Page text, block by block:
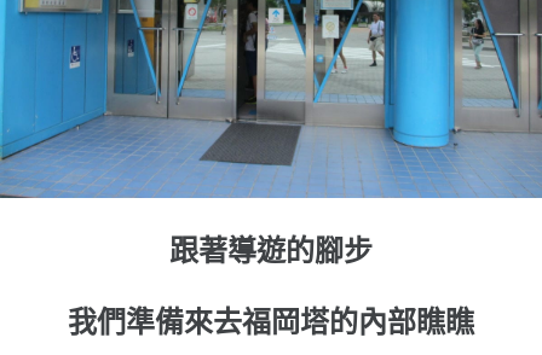
跟著導遊的腳步
我們準備來去福岡塔的內部瞧瞧